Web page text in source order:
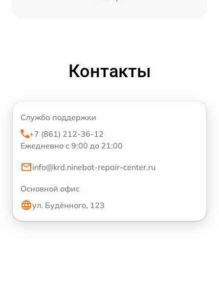
Контакты
Служба поддержки
+7 (861) 212-36-12
Ежедневно с 9:00 до 21:00
info@krd.ninebot-repair-center.ru
Основной офис
ул. Будённого, 123